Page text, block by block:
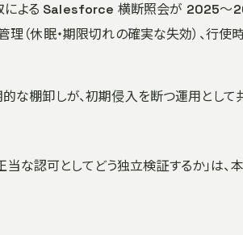
による Salesforce 横断照会が 2025〜
理（休眠・期限切れの確実な失効）、行使
な棚卸しが、初期侵入を断つ運用として
な認可としてどう独立検証するか」は、